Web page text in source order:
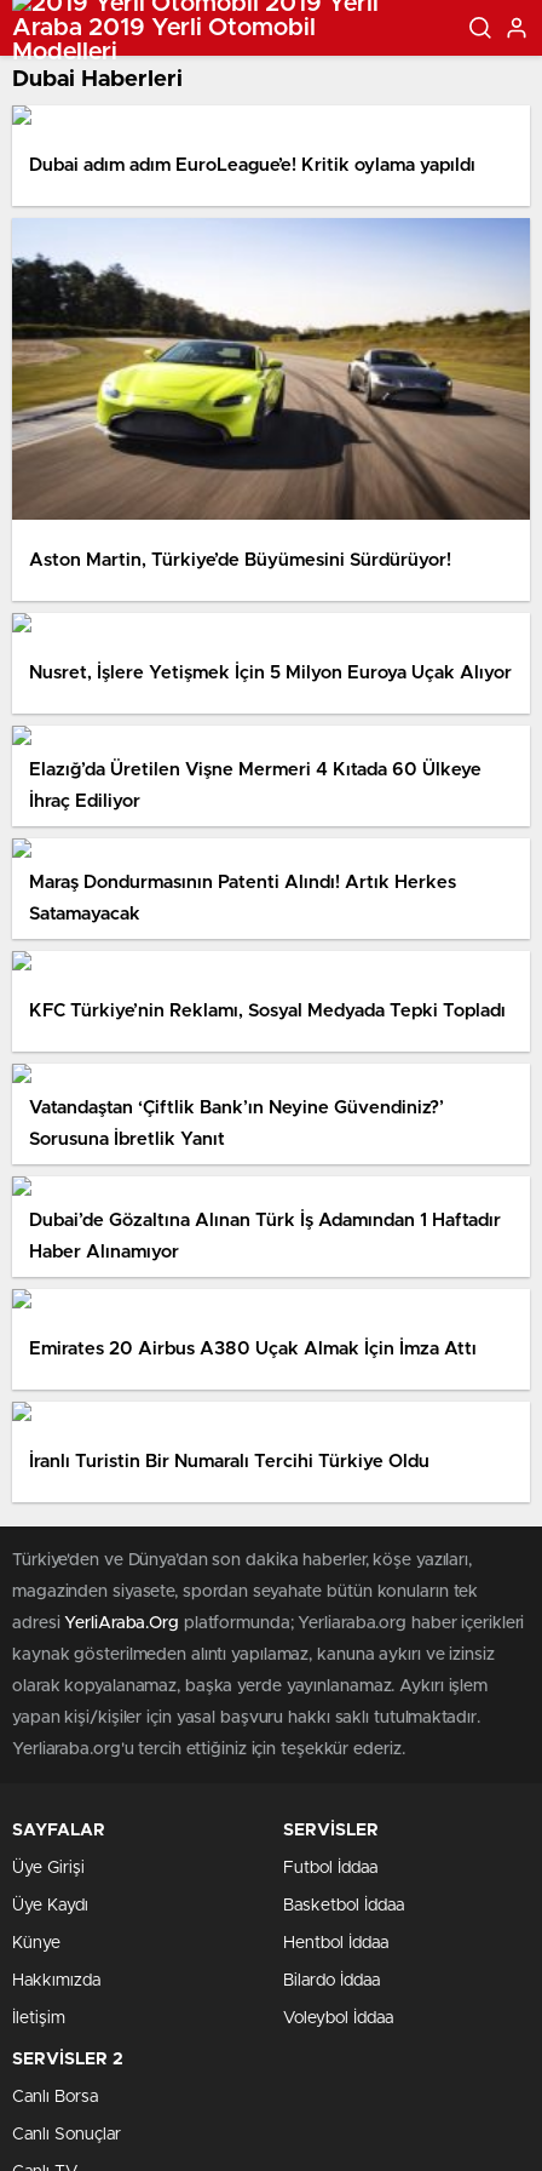
Dubai Haberleri
Dubai adım adım EuroLeague’e! Kritik oylama yapıldı
Aston Martin, Türkiye’de Büyümesini Sürdürüyor!
Nusret, İşlere Yetişmek İçin 5 Milyon Euroya Uçak Alıyor
Elazığ’da Üretilen Vişne Mermeri 4 Kıtada 60 Ülkeye
İhraç Ediliyor
Maraş Dondurmasının Patenti Alındı! Artık Herkes
Satamayacak
KFC Türkiye’nin Reklamı, Sosyal Medyada Tepki Topladı
Vatandaştan ‘Çiftlik Bank’ın Neyine Güvendiniz?’
Sorusuna İbretlik Yanıt
Dubai’de Gözaltına Alınan Türk İş Adamından 1 Haftadır
Haber Alınamıyor
Emirates 20 Airbus A380 Uçak Almak İçin İmza Attı
İranlı Turistin Bir Numaralı Tercihi Türkiye Oldu
Türkiye'den ve Dünya’dan son dakika haberler, köşe yazıları,
magazinden siyasete, spordan seyahate bütün konuların tek
adresi YerliAraba.Org platformunda; Yerliaraba.org haber içerikleri
kaynak gösterilmeden alıntı yapılamaz, kanuna aykırı ve izinsiz
olarak kopyalanamaz, başka yerde yayınlanamaz. Aykırı işlem
yapan kişi/kişiler için yasal başvuru hakkı saklı tutulmaktadır.
Yerliaraba.org'u tercih ettiğiniz için teşekkür ederiz.
SAYFALAR
Üye Girişi
Üye Kaydı
Künye
Hakkımızda
İletişim
SERVİSLER
Futbol İddaa
Basketbol İddaa
Hentbol İddaa
Bilardo İddaa
Voleybol İddaa
SERVİSLER 2
Canlı Borsa
Canlı Sonuçlar